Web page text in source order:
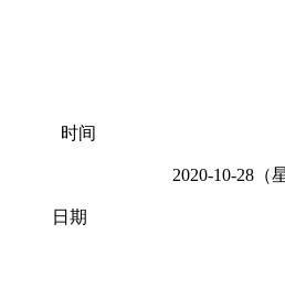
时间
日期
2020-10-28（